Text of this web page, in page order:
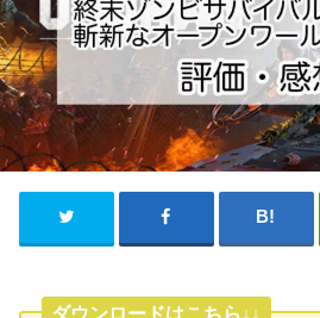
ダウンロードはこちら↓↓